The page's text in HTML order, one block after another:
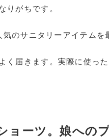
りがちです。
のサニタリーアイテムを
く届きます。実際に使っ
ョーツ。娘への